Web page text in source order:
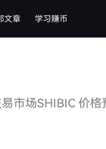
文章 学习赚币
市场SHIBIC 价格